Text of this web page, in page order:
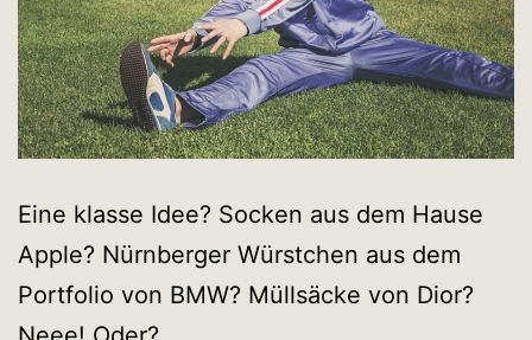
Eine klasse Idee? Socken aus dem Hause
Apple? Nürnberger Würstchen aus dem
Portfolio von BMW? Müllsäcke von Dior?